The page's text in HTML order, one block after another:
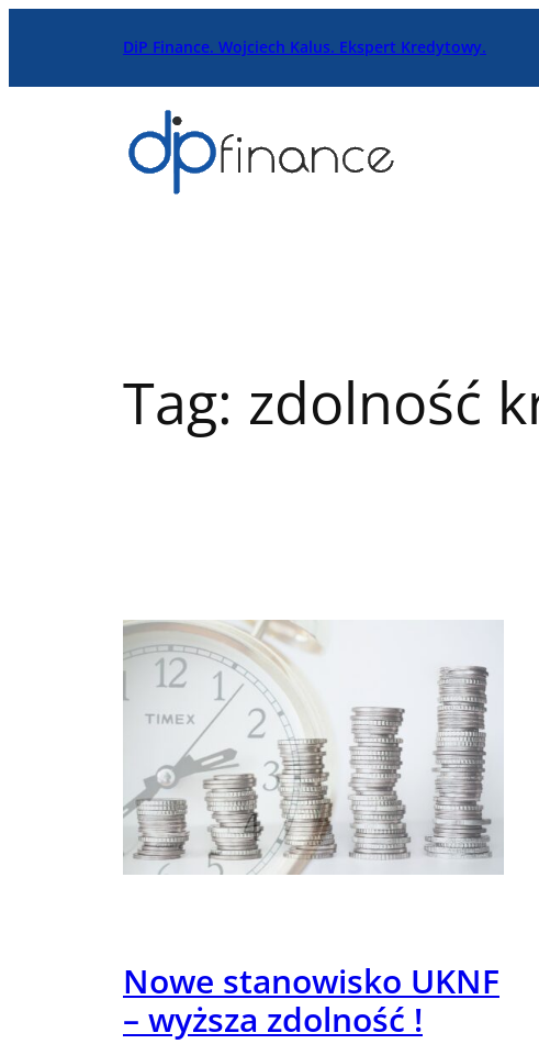
DiP Finance. Wojciech Kalus. Ekspert Kredytowy.
Tag: zdolność
Nowe stanowisko UKNF
– wyższa zdolność !